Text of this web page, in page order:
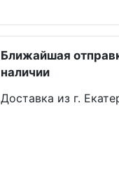
Ближайшая
наличии
Доставка из г.